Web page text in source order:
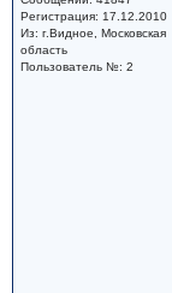
Регистрация: 17.12.2010
Из: г.Видное, Московская
область
Пользователь №: 2